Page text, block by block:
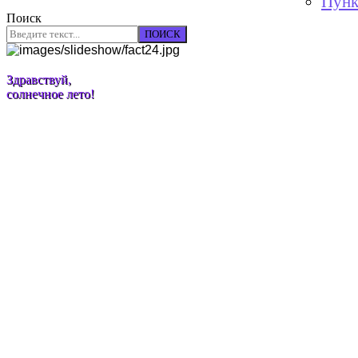
Поиск
ПОИСК
Здравствуй,
солнечное лето!